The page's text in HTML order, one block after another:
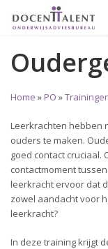
Home » PO »
Leerkrachten hebben
ouders te maken.
goed contact
contactmoment
leerkracht ervoor dat
zowel aandacht voor
leerkracht?
In deze training krijgt